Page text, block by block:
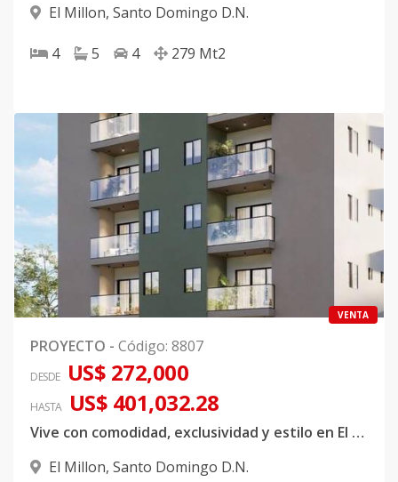
El Millon, Santo Domingo D.N.
4 5 4 279 Mt2
VENTA
PROYECTO - Código: 8807
DESDE US$ 272,000
HASTA US$ 401,032.28
Vive con comodidad, exclusividad y estilo en El Millón
El Millon, Santo Domingo D.N.